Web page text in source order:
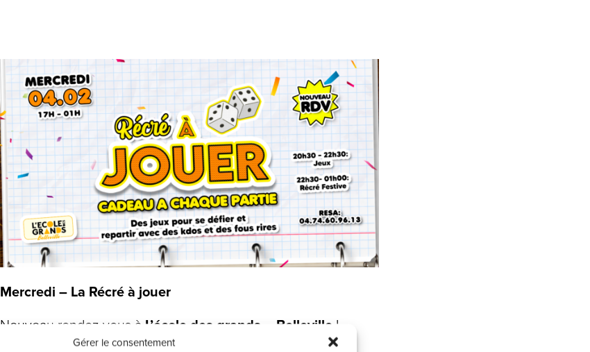
Gérer le consentement
Mercredi – La Récré à jouer
Nouveau rendez-vous à L’école des grands – Belleville !
Le mercredi, viens te défier autour de jeux, relever des